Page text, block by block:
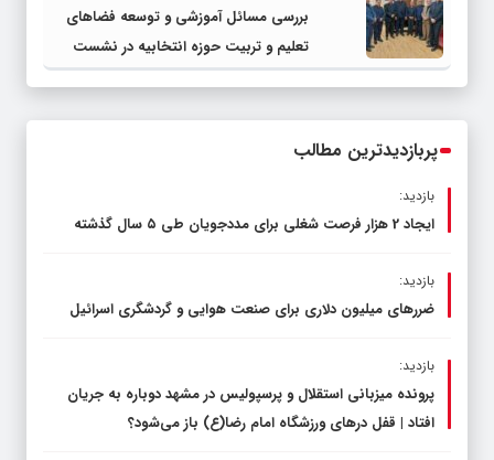
بررسی مسائل آموزشی و توسعه فضاهای
تعلیم و تربیت حوزه انتخابیه در نشست
مشترک عضو کمیسیون آموزش مجلس با
پربازدیدترین مطالب
بازدید:
ایجاد 2 هزار فرصت شغلی برای مددجویان طی ۵ سال گذشته
بازدید:
ضررهای میلیون دلاری برای صنعت هوایی و گردشگری اسرائیل
بازدید:
پرونده میزبانی استقلال و پرسپولیس در مشهد دوباره به جریان
افتاد | قفل در‌های ورزشگاه امام رضا(ع) باز می‌شود؟